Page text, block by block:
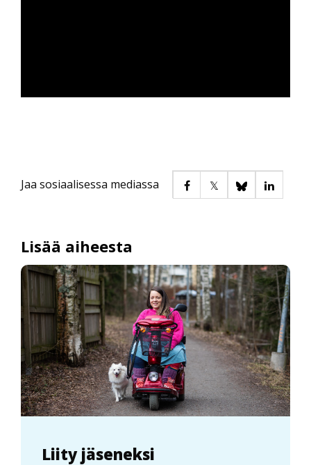
Jaa sosiaalisessa mediassa
Lisää aiheesta
Liity jäseneksi